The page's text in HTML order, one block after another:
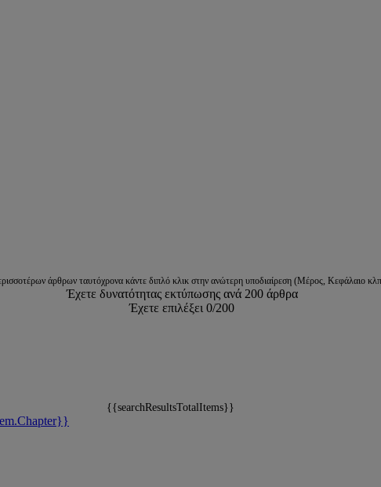
άρθρων ταυτόχρονα κάντε διπλό κλικ στην ανώτερη υποδιαίρεση (Μέρος, Κεφάλαιο
Έχετε δυνατότητας εκτύπωσης ανά 200 άρθρα
Έχετε επιλέξει 0/200
{{searchResultsTotalItems}}